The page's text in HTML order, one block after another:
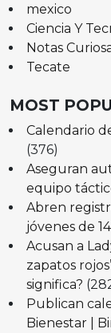
mexico
Ciencia Y
Notas
Tecate
MOST
Calendario
(376)
Aseguran
equipo
Abren
jóvenes de
Acusan a
zapatos
significa?
Publican
Bienestar |